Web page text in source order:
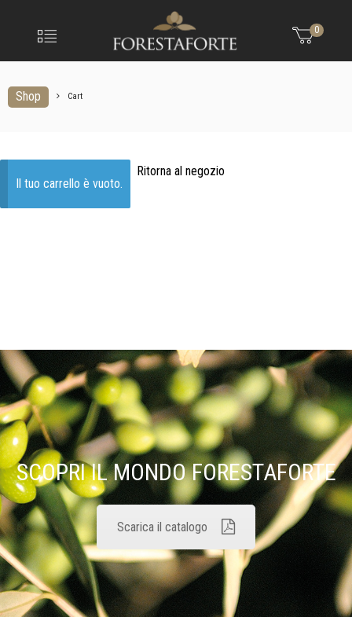
Menu
extravergine
0
Shop Cart
Cart
Il tuo carrello è vuoto.
Ritorna al negozio
SCOPRI IL MONDO FORESTAFORTE
Scarica il catalogo